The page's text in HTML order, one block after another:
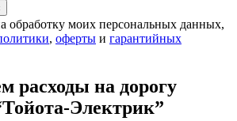
обработку моих персональных данных,
, оферты и гарантийных
расходы на дорогу
Электрик”